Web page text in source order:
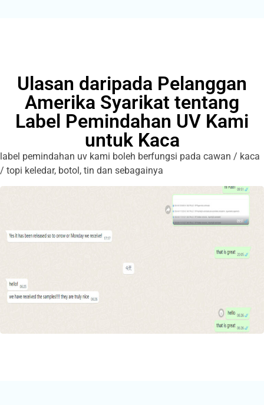
Ulasan daripada Pelanggan
Amerika Syarikat tentang
Label Pemindahan UV Kami
untuk Kaca
label pemindahan uv kami boleh berfungsi pada cawan / kaca
/ topi keledar, botol, tin dan sebagainya